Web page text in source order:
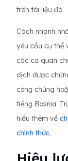
trên tài liệu đó.
Cách nhanh
yêu cầu cụ thể
các cơ quan
dịch được
công chứng
tiếng Bosnia.
hiểu thêm về
chính thức.